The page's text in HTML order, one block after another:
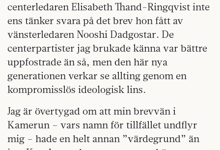
centerledaren Elisabeth Thand-Ringqvist inte
ens tänker svara på det brev hon fått av
vänsterledaren Nooshi Dadgostar. De
centerpartister jag brukade känna var bättre
uppfostrade än så, men den här nya
generationen verkar se allting genom en
kompromisslös ideologisk lins.
Jag är övertygad om att min brevvän i
Kamerun – vars namn för tillfället undflyr
mig – hade en helt annan ”värdegrund” än